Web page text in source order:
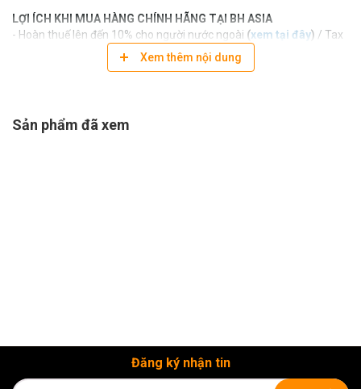
LỢI ÍCH KHI MUA HÀNG CHÍNH HÃNG TẠI BH ASIA
- Hoàn thuế lên đến 10% cho người nước ngoài (xem tại đây) / Tax
refund up to 10% for foreigners (see here
- Nhận đặc quyền bảo hành chính hãng
- Ưu đãi quẹt thẻ không tính phí, trả góp 0%
- Miễn phí ship đơn từ 2 triệu
Xem thêm nội dung
Sản phẩm đã xem
Đăng ký nhận tin